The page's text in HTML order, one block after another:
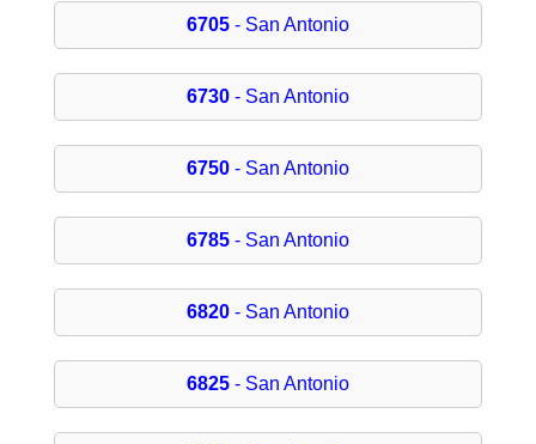
6705- San Antonio
6730- San Antonio
6750- San Antonio
6785- San Antonio
6820- San Antonio
6825- San Antonio